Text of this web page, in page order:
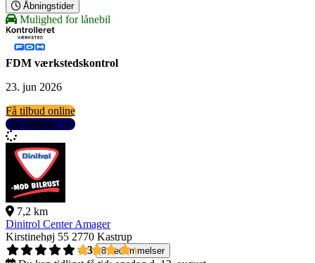
Åbningstider
Mulighed for lånebil
FDM værkstedskontrol
23. jun 2026
Få tilbud online
Se detaljer
7,2 km
Dinitrol Center Amager
Kirstinehøj 55 2770 Kastrup
4,3
8 bedømmelser